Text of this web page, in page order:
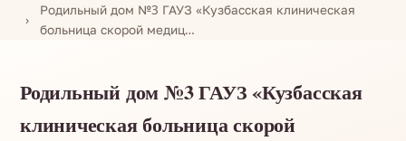
Родильный дом №3 ГАУЗ «Кузбасская клиническая
больница скорой медиц…
Родильный дом №3 ГАУЗ «Кузбасская
клиническая больница скорой